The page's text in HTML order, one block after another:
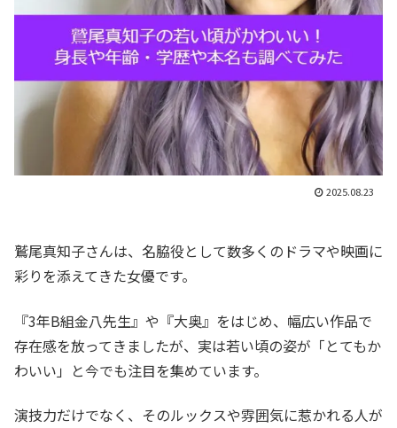
2025.08.23
鷲尾真知子さんは、名脇役として数多くのドラマや映画に
彩りを添えてきた女優です。
『3年B組金八先生』や『大奥』をはじめ、幅広い作品で
存在感を放ってきましたが、実は若い頃の姿が「とてもか
わいい」と今でも注目を集めています。
演技力だけでなく、そのルックスや雰囲気に惹かれる人が